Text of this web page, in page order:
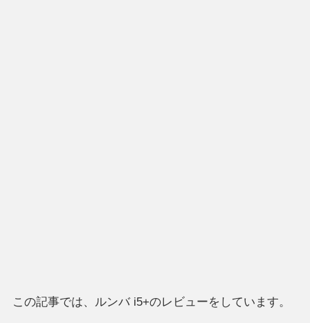
この記事では、ルンバ i5+のレビューをしています。